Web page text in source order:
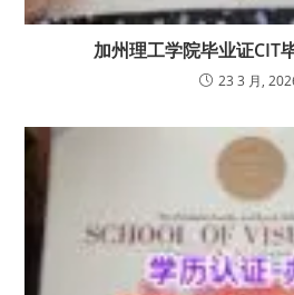
加州理工学院毕业证CIT
23 3 月,